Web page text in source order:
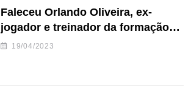
Faleceu Orlando Oliveira, ex-
jogador e treinador da formação
de andebol do Feirense
19/04/2023